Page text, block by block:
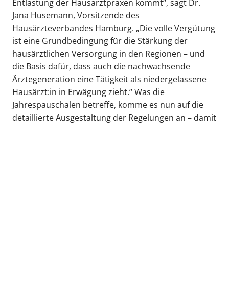
Entlastung der Hausarztpraxen kommt“, sagt Dr.
Jana Husemann, Vorsitzende des
Hausärzteverbandes Hamburg. „Die volle Vergütung
ist eine Grundbedingung für die Stärkung der
hausärztlichen Versorgung in den Regionen – und
die Basis dafür, dass auch die nachwachsende
Ärztegeneration eine Tätigkeit als niedergelassene
Hausärzt:in in Erwägung zieht.“ Was die
Jahrespauschalen betreffe, komme es nun auf die
detaillierte Ausgestaltung der Regelungen an – damit